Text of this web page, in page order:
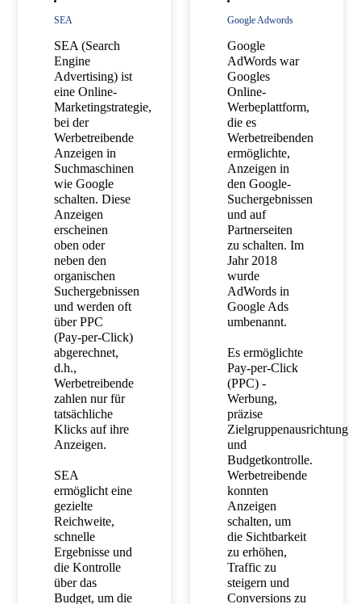
SEA
SEA (Search
Engine
Advertising) ist
eine Online-
Marketingstrategie,
bei der
Werbetreibende
Anzeigen in
Suchmaschinen
wie Google
schalten. Diese
Anzeigen
erscheinen
oben oder
neben den
organischen
Suchergebnissen
und werden oft
über PPC
(Pay-per-Click)
abgerechnet,
d.h.,
Werbetreibende
zahlen nur für
tatsächliche
Klicks auf ihre
Anzeigen.
SEA
ermöglicht eine
gezielte
Reichweite,
schnelle
Ergebnisse und
die Kontrolle
über das
Budget, um die
Google Adwords
Google
AdWords war
Googles
Online-
Werbeplattform,
die es
Werbetreibenden
ermöglichte,
Anzeigen in
den Google-
Suchergebnissen
und auf
Partnerseiten
zu schalten. Im
Jahr 2018
wurde
AdWords in
Google Ads
umbenannt.
Es ermöglichte
Pay-per-Click
(PPC) -
Werbung,
präzise
Zielgruppenausrichtung
und
Budgetkontrolle.
Werbetreibende
konnten
Anzeigen
schalten, um
die Sichtbarkeit
zu erhöhen,
Traffic zu
steigern und
Conversions zu